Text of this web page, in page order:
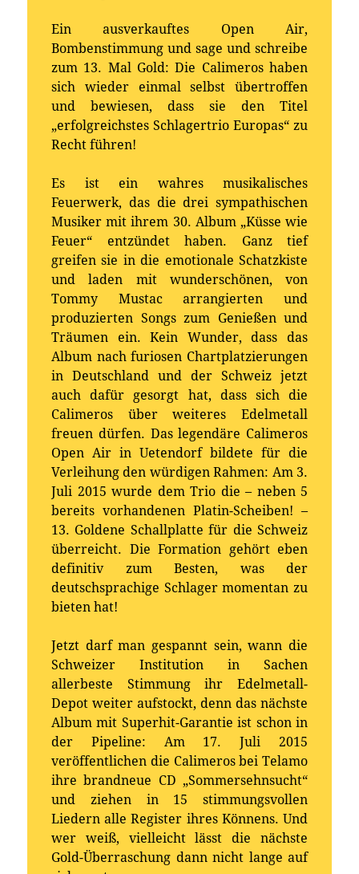
Ein ausverkauftes Open Air,
Bombenstimmung und sage und schreibe
zum 13. Mal Gold: Die Calimeros haben
sich wieder einmal selbst übertroffen
und bewiesen, dass sie den Titel
„erfolgreichstes Schlagertrio Europas“ zu
Recht führen!
Es ist ein wahres musikalisches
Feuerwerk, das die drei sympathischen
Musiker mit ihrem 30. Album „Küsse wie
Feuer“ entzündet haben. Ganz tief
greifen sie in die emotionale Schatzkiste
und laden mit wunderschönen, von
Tommy Mustac arrangierten und
produzierten Songs zum Genießen und
Träumen ein. Kein Wunder, dass das
Album nach furiosen Chartplatzierungen
in Deutschland und der Schweiz jetzt
auch dafür gesorgt hat, dass sich die
Calimeros über weiteres Edelmetall
freuen dürfen. Das legendäre Calimeros
Open Air in Uetendorf bildete für die
Verleihung den würdigen Rahmen: Am 3.
Juli 2015 wurde dem Trio die – neben 5
bereits vorhandenen Platin-Scheiben! –
13. Goldene Schallplatte für die Schweiz
überreicht. Die Formation gehört eben
definitiv zum Besten, was der
deutschsprachige Schlager momentan zu
bieten hat!
Jetzt darf man gespannt sein, wann die
Schweizer Institution in Sachen
allerbeste Stimmung ihr Edelmetall-
Depot weiter aufstockt, denn das nächste
Album mit Superhit-Garantie ist schon in
der Pipeline: Am 17. Juli 2015
veröffentlichen die Calimeros bei Telamo
ihre brandneue CD „Sommersehnsucht“
und ziehen in 15 stimmungsvollen
Liedern alle Register ihres Könnens. Und
wer weiß, vielleicht lässt die nächste
Gold-Überraschung dann nicht lange auf